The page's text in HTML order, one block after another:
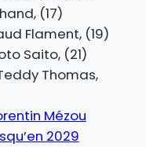
(17)
Flament, (19)
Saito, (21)
Thomas,
Mézou
2029